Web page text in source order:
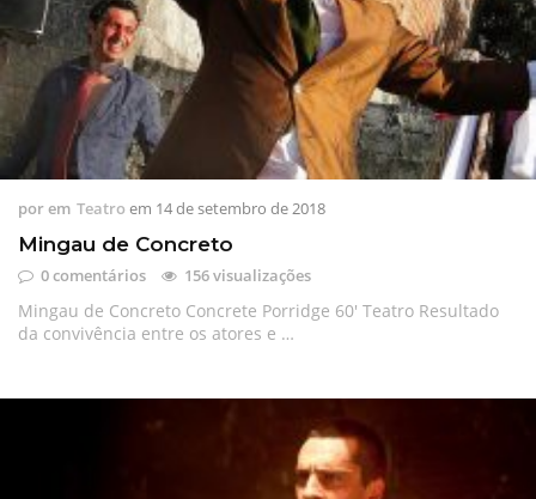
porem Teatro em 14 de setembro de 2018
Mingau de Concreto
0 comentários 156 visualizações
Mingau de Concreto Concrete Porridge 60′ Teatro Resultado
da convivência entre os atores e …